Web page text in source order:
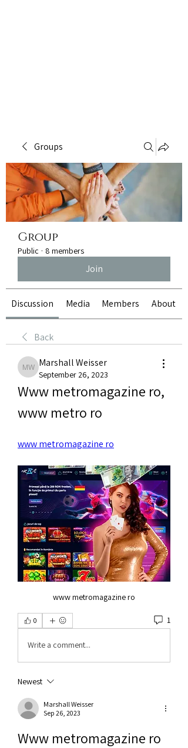
Groups
Group
Public · 8 members
Join
Discussion Media Members About
Back
Marshall Weisser
Marshall Weisser
September 26, 2023
Www metromagazine ro,
www metro ro
www metromagazine ro
www metromagazine ro
0 1
Write a comment...
Newest
Marshall Weisser
Sep 26, 2023
Www metromagazine ro